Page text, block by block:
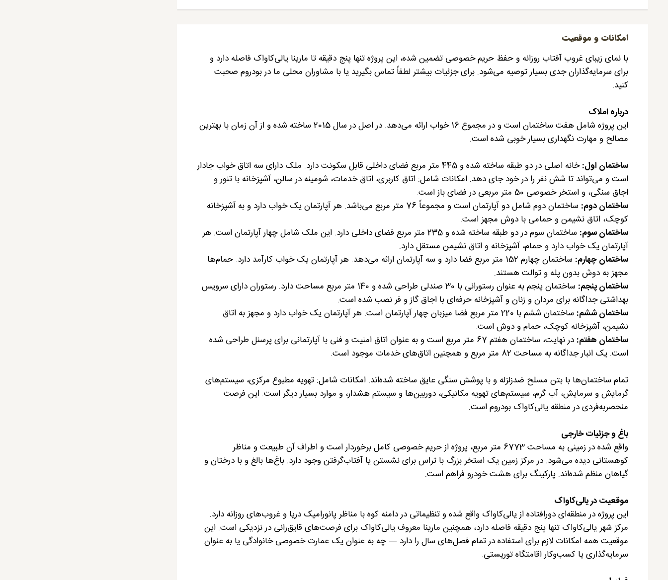
امکانات و موقعیت
با نمای زیبای غروب آفتاب روزانه و حفظ حریم خصوصی تضمین شده، این پروژه تنها پنج دقیقه تا مارینا یالی‌کاواک فاصله دارد و
برای سرمایه‌گذاران جدی بسیار توصیه می‌شود. برای جزئیات بیشتر لطفاً تماس بگیرید یا با مشاوران محلی ما در بودروم صحبت
کنید.
درباره املاک
این پروژه شامل هفت ساختمان است و در مجموع 16 خواب ارائه می‌دهد. در اصل در سال 2015 ساخته شده و از آن زمان با بهترین
مصالح و مهارت نگهداری بسیار خوبی شده است.
ساختمان اول:
خانه اصلی در دو طبقه ساخته شده و 445 متر مربع فضای داخلی قابل سکونت دارد. ملک دارای سه اتاق خواب جادار
است و می‌تواند تا شش نفر را در خود جای دهد. امکانات شامل: اتاق کاربری، اتاق خدمات، شومینه در سالن، آشپزخانه با تنور و
اجاق سنگی، و استخر خصوصی 50 متر مربعی در فضای باز است.
ساختمان دوم:
ساختمان دوم شامل دو آپارتمان است و مجموعاً 76 متر مربع می‌باشد. هر آپارتمان یک خواب دارد و به آشپزخانه
کوچک، اتاق نشیمن و حمامی با دوش مجهز است.
ساختمان سوم:
ساختمان سوم در دو طبقه ساخته شده و 235 متر مربع فضای داخلی دارد. این ملک شامل چهار آپارتمان است. هر
آپارتمان یک خواب دارد و حمام، آشپزخانه و اتاق نشیمن مستقل دارد.
ساختمان چهارم:
ساختمان چهارم 152 متر مربع فضا دارد و سه آپارتمان ارائه می‌دهد. هر آپارتمان یک خواب کارآمد دارد. حمام‌ها
مجهز به دوش بدون پله و توالت هستند.
ساختمان پنجم:
ساختمان پنجم به عنوان رستورانی با 30 صندلی طراحی شده و 140 متر مربع مساحت دارد. رستوران دارای سرویس
بهداشتی جداگانه برای مردان و زنان و آشپزخانه حرفه‌ای با اجاق گاز و فر نصب شده است.
ساختمان ششم:
ساختمان ششم با 220 متر مربع فضا میزبان چهار آپارتمان است. هر آپارتمان یک خواب دارد و مجهز به اتاق
نشیمن، آشپزخانه کوچک، حمام و دوش است.
ساختمان هفتم:
در نهایت، ساختمان هفتم 67 متر مربع است و به عنوان اتاق امنیت و فنی با آپارتمانی برای پرسنل طراحی شده
است. یک انبار جداگانه به مساحت 82 متر مربع و همچنین اتاق‌های خدمات موجود است.
تمام ساختمان‌ها با بتن مسلح ضدزلزله و با پوشش سنگی عایق ساخته شده‌اند. امکانات شامل: تهویه مطبوع مرکزی، سیستم‌های
گرمایش و سرمایش، آب گرم، سیستم‌های تهویه مکانیکی، دوربین‌ها و سیستم هشدار، و موارد بسیار دیگر است. این فرصت
منحصربه‌فردی در منطقه یالی‌کاواک بودروم است.
باغ و جزئیات خارجی
واقع شده در زمینی به مساحت 6773 متر مربع، پروژه از حریم خصوصی کامل برخوردار است و اطراف آن طبیعت و مناظر
کوهستانی دیده می‌شود. در مرکز زمین یک استخر بزرگ با تراس برای نشستن یا آفتاب‌گرفتن وجود دارد. باغ‌ها بالغ و با درختان و
گیاهان منظم شده‌اند. پارکینگ برای هشت خودرو فراهم است.
موقعیت در یالی‌کاواک
این پروژه در منطقه‌ای دورافتاده از یالی‌کاواک واقع شده و تنظیماتی در دامنه کوه با مناظر پانورامیک دریا و غروب‌های روزانه دارد.
مرکز شهر یالی‌کاواک تنها پنج دقیقه فاصله دارد، همچنین مارینا معروف یالی‌کاواک برای فرصت‌های قایق‌رانی در نزدیکی است. این
موقعیت همه امکانات لازم برای استفاده در تمام فصل‌های سال را دارد — چه به عنوان یک عمارت خصوصی خانوادگی یا به عنوان
سرمایه‌گذاری یا کسب‌وکار اقامتگاه توریستی.